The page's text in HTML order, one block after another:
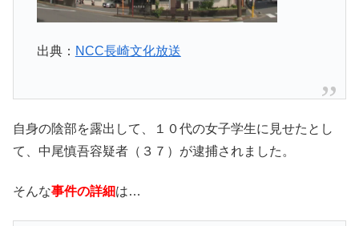
出典： NCC長崎文化放送
自身の陰部を露出して、１０代の女子学生に見せたとし
て、中尾慎吾容疑者（３７）が逮捕されました。
そんな事件の詳細は…